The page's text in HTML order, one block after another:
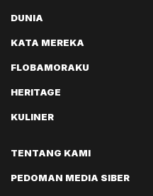
DUNIA
KATA MEREKA
FLOBAMORAKU
HERITAGE
KULINER
TENTANG KAMI
PEDOMAN MEDIA SIBER